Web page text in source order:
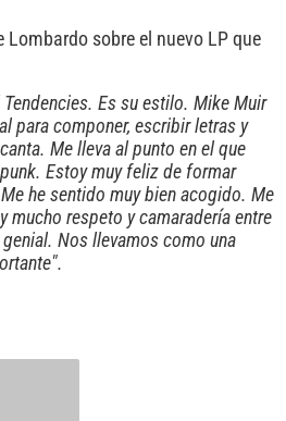
Lombardo sobre el nuevo LP que
Es su estilo. Mike Muir
para componer, escribir letras y
Me lleva al punto en el que
Estoy muy feliz de formar
he sentido muy bien acogido. Me
mucho respeto y camaradería entre
Nos llevamos como una